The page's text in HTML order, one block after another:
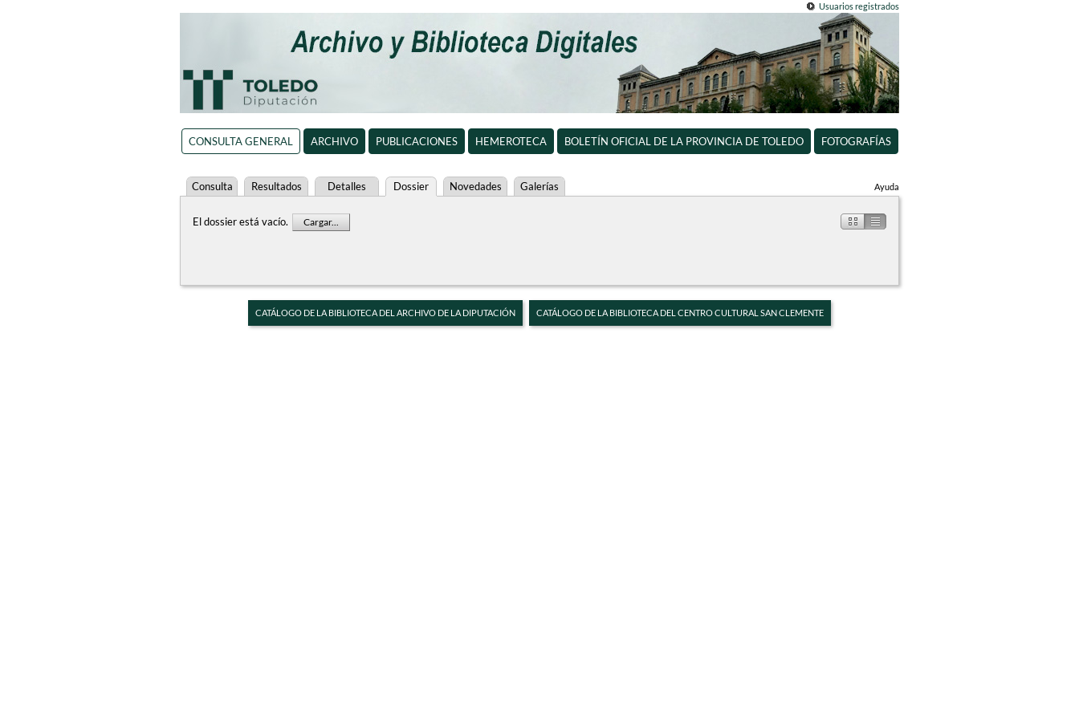
Usuarios registrados
CONSULTA GENERAL ARCHIVO PUBLICACIONES HEMEROTECA BOLETÍN OFICIAL DE LA PROVINCIA DE TOLEDO FOTOGRAFÍAS
Ayuda
Consulta Resultados Detalles Dossier Novedades Galerías
El dossier está vacío. Cargar...
CATÁLOGO DE LA BIBLIOTECA DEL ARCHIVO DE LA DIPUTACIÓN CATÁLOGO DE LA BIBLIOTECA DEL CENTRO CULTURAL SAN CLEMENTE